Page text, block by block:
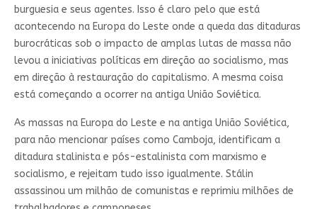
burguesia e seus agentes. Isso é claro pelo que está
acontecendo na Europa do Leste onde a queda das ditaduras
burocráticas sob o impacto de amplas lutas de massa não
levou a iniciativas políticas em direção ao socialismo, mas
em direção à restauração do capitalismo. A mesma coisa
está começando a ocorrer na antiga União Soviética.
As massas na Europa do Leste e na antiga União Soviética,
para não mencionar países como Camboja, identificam a
ditadura stalinista e pós-estalinista com marxismo e
socialismo, e rejeitam tudo isso igualmente. Stálin
assassinou um milhão de comunistas e reprimiu milhões de